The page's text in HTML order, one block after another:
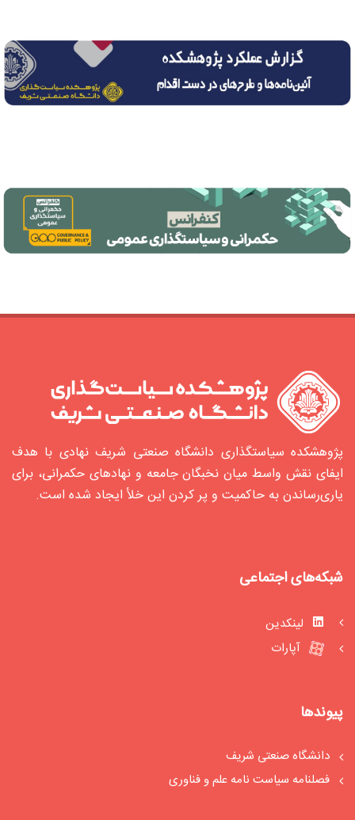
پژوهشکده سیاستگذاری دانشگاه صنعتی شریف نهادی با هدف
ایفای نقش واسط میان نخبگان جامعه و نهادهای حکمرانی، برای
یاری‌رساندن به حاکمیت و پر کردن این خلأ ایجاد شده‌ است.
شبکه‌های اجتماعی
لینکدین
آپارات
پیوندها
دانشگاه صنعتی شریف
فصلنامه سیاست‏ نامه علم و فناوری